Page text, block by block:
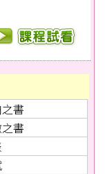
書
書